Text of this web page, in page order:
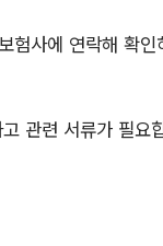
험사에 연락해 확
관련 서류가 필요